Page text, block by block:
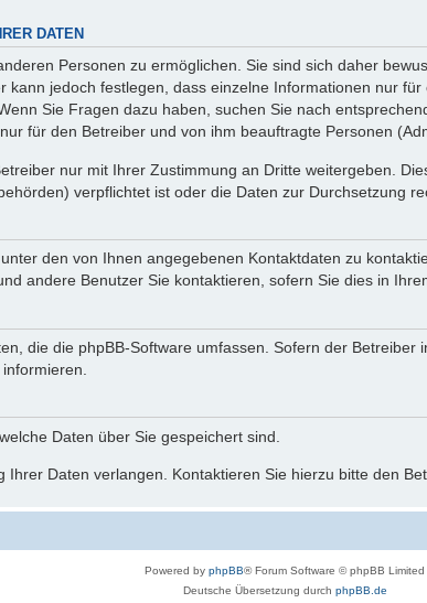
DATEN
Personen zu ermöglichen. Sie sind sich daher
kann jedoch festlegen, dass einzelne Informationen nur
Sie Fragen dazu haben, suchen Sie nach
für den Betreiber und von ihm beauftragte Personen
nur mit Ihrer Zustimmung an Dritte weitergeben.
verpflichtet ist oder die Daten zur Durchsetzung
den von Ihnen angegebenen Kontaktdaten zu
andere Benutzer Sie kontaktieren, sofern Sie dies in
die die phpBB-Software umfassen. Sofern der
Daten über Sie gespeichert sind.
Daten verlangen. Kontaktieren Sie hierzu bitte den
Powered by phpBB® Forum Software © phpBB Limited
Deutsche Übersetzung durch phpBB.de